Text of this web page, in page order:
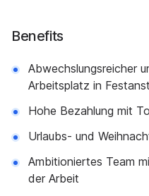
Benefits
Abwechslungsreicher
Arbeitsplatz in
Hohe Bezahlung mit
Urlaubs- und
Ambitioniertes Team
der Arbeit